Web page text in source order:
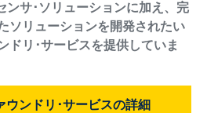
ンサ･ソリューションに加え、完
ソリューションを開発されたい
ドリ･サービスを提供していま
ウンドリ･サービスの詳細